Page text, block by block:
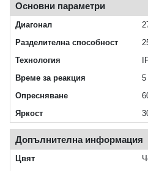
Основни параметри
Диагонал
Разделителна способност
Технология
Време за реакция
5
Опресняване
Яркост
Допълнителна информация
Цвят